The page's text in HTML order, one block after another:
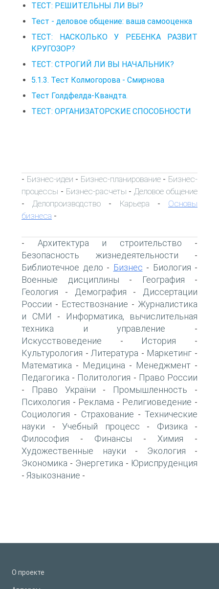
ТЕСТ: РЕШИТЕЛЬНЫ ЛИ ВЫ?
Тест - деловое общение: ваша самооценка
ТЕСТ: НАСКОЛЬКО У РЕБЕНКА РАЗВИТ
КРУГОЗОР?
ТЕСТ: СТРОГИЙ ЛИ ВЫ НАЧАЛЬНИК?
5.1.3. Тест Колмогорова - Смирнова
Тест Голдфелда-Квандта.
ТЕСТ: ОРГАНИЗАТОРСКИЕ СПОСОБНОСТИ
- Бизнес-идеи - Бизнес-планирование- Бизнес-
процессы - Бизнес-расчеты - Деловое общение
- Делопроизводство - Карьера - Основы
бизнеса -
- Архитектура и строительство -
Безопасность жизнедеятельности -
Библиотечное дело - Бизнес - Биология -
Военные дисциплины - География -
Геология - Демография -
Диссертации
России - Естествознание - Журналистика
и СМИ -
Информатика, вычислительная
техника и управление -
Искусствоведение - История -
Культурология - Литература - Маркетинг -
Математика - Медицина - Менеджмент -
Педагогика - Политология - Право России
- Право України - Промышленность -
Психология - Реклама - Религиоведение -
Социология - Страхование - Технические
науки - Учебный процесс - Физика -
Философия - Финансы - Химия -
Художественные науки - Экология -
Экономика - Энергетика - Юриспруденция
- Языкознание -
О проекте